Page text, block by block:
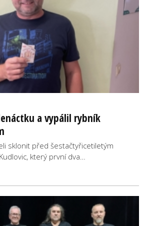
a vypálil rybník
sklonit před šestačtyřicetiletým
který první dva…